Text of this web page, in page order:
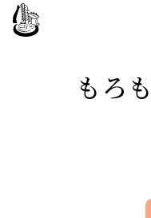
望
川
もろ